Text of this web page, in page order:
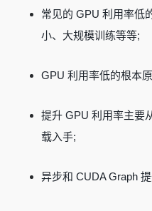
常见的 GPU 利用率低
小、大规模训练等等;
GPU 利用率低的根本
提升 GPU 利用率主要
载入手;
异步和 CUDA Graph